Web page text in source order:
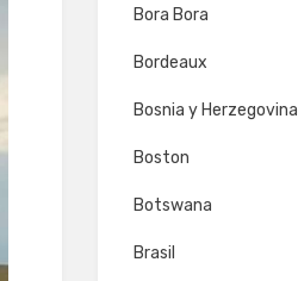
Bora Bora
Bordeaux
Bosnia y Herzegovina
Boston
Botswana
Brasil